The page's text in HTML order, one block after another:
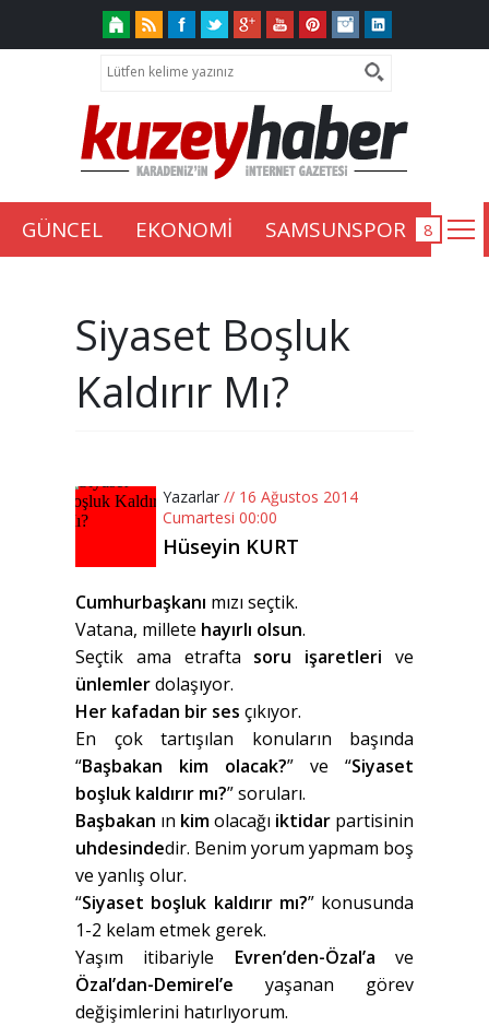
GÜNCEL EKONOMİ SAMSUNSPOR
Siyaset Boşluk
Kaldırır Mı?
Yazarlar // 16 Ağustos 2014
Cumartesi 00:00
Hüseyin KURT
Cumhurbaşkanı mızı seçtik.
Vatana, millete hayırlı olsun.
Seçtik ama etrafta soru işaretleri ve
ünlemlerdolaşıyor.
Her kafadan bir ses çıkıyor.
En çok tartışılan konuların başında
“Başbakan kim olacak?” ve “Siyaset
boşluk kaldırır mı?” soruları.
Başbakan ın kimolacağı iktidar partisinin
uhdesindedir. Benim yorum yapmam boş
ve yanlış olur.
“Siyaset boşluk kaldırır mı?” konusunda
1-2 kelam etmek gerek.
Yaşım itibariyle Evren’den-Özal’a ve
Özal’dan-Demirel’e yaşanan görev
değişimlerini hatırlıyorum.